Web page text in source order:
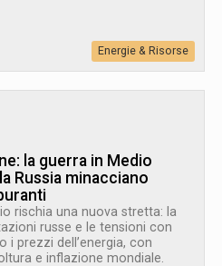
Energie & Risorse
la guerra in Medio
Russia minacciano
rischia una nuova stretta: la
russe e le tensioni con
i prezzi dell’energia, con
e inflazione mondiale.